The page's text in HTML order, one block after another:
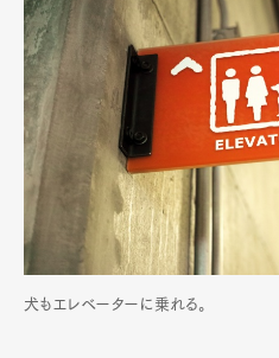
犬もエレベーターに乗れる。